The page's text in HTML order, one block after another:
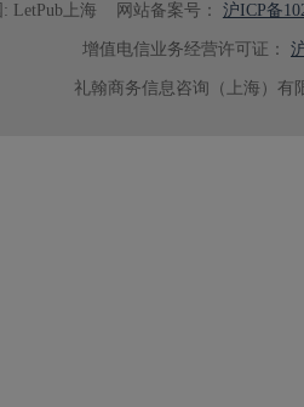
LetPub上海 网站备案号： 沪ICP备
增值电信业务经营许可证：
礼翰商务信息咨询（上海）